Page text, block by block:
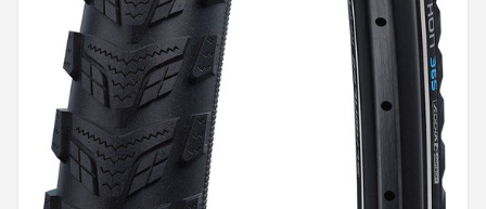
ABUS
AXA
New Looxs
BBB Cycling